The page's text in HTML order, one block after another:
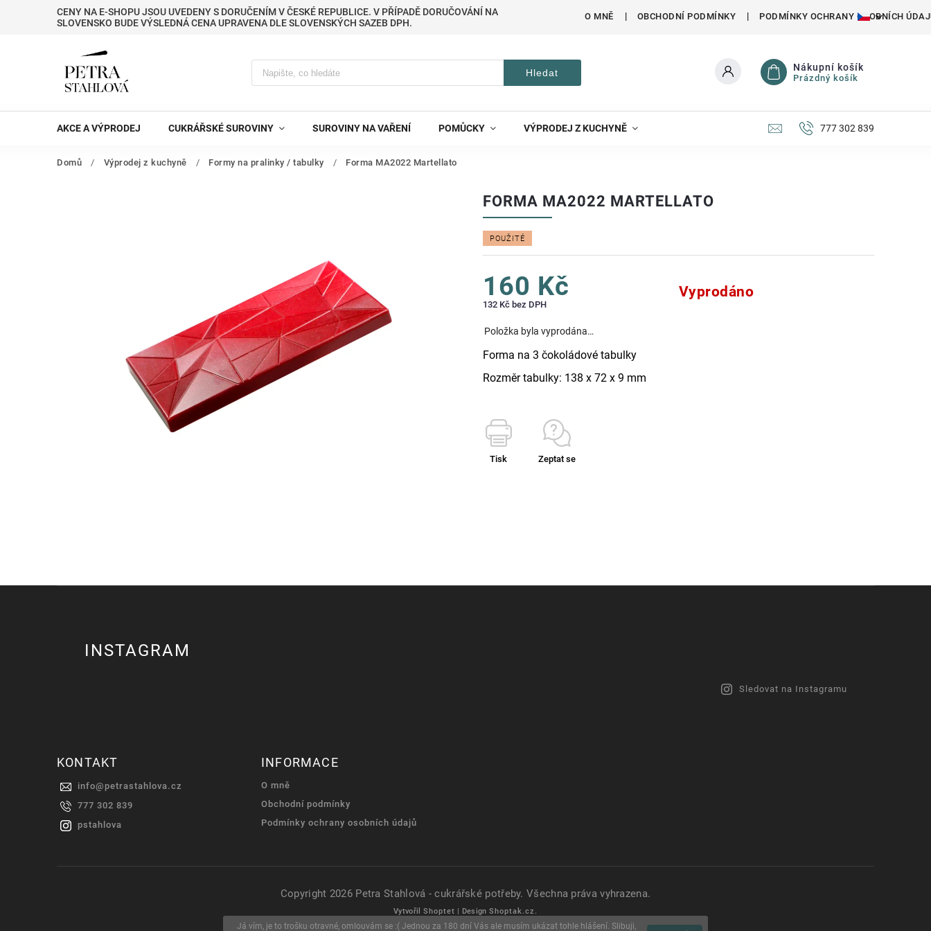
Já vím, je to trošku otravné, omlouvám se :( Jednou za 180 dní Vás ale musím ukázat tohle hlášení. Slibuji,
CENY NA E-SHOPU JSOU UVEDENY S DORUČENÍM V ČESKÉ REPUBLICE. V PŘÍPADĚ DORUČOVÁNÍ NA
SLOVENSKO BUDE VÝSLEDNÁ CENA UPRAVENA DLE SLOVENSKÝCH SAZEB DPH.
O MNĚ OBCHODNÍ PODMÍNKY PODMÍNKY OCHRANY OSOBNÍCH
Hledat Nákupní košík
Prázdný košík
AKCE A VÝPRODEJ CUKRÁŘSKÉ SUROVINY SUROVINY NA VAŘENÍ POMŮCKY VÝPRODEJ Z KUCHYNĚ 777 302 839
Domů / Výprodej z kuchyně / Formy na pralinky / tabulky / Forma MA2022 Martellato
FORMA MA2022 MARTELLATO
POUŽITÉ
160 Kč
132 Kč bez DPH
Vyprodáno
Položka byla vyprodána…
Forma na 3 čokoládové tabulky
Rozměr tabulky: 138 x 72 x 9 mm
Tisk Zeptat se
INSTAGRAM
Sledovat na Instagramu
KONTAKT
info@petrastahlova.cz
777 302 839
pstahlova
INFORMACE
O mně
Obchodní podmínky
Podmínky ochrany osobních údajů
Copyright 2026 Petra Stahlová - cukrářské potřeby. Všechna práva vyhrazena.
Vytvořil Shoptet | Design Shoptak.cz.